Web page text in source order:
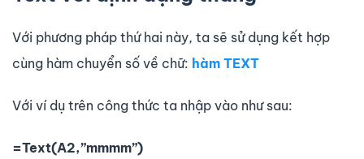
Với phương pháp thứ hai này, ta sẽ sử dụng kết hợp
cùng hàm chuyển số về chữ: hàm TEXT
Với ví dụ trên công thức ta nhập vào như sau:
=Text(A2,”mmmm”)